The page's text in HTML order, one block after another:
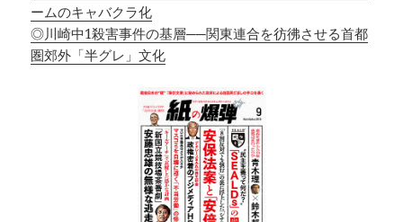
ームのキャバクラ化
◎川崎中1殺害事件の基層──関東連合を彷彿させる首都
圏郊外「半グレ」文化